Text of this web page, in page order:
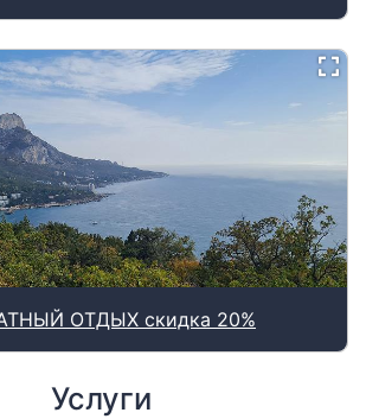
ОТДЫХ скидка 20%
Услуги